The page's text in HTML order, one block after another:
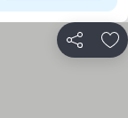
Partilhar